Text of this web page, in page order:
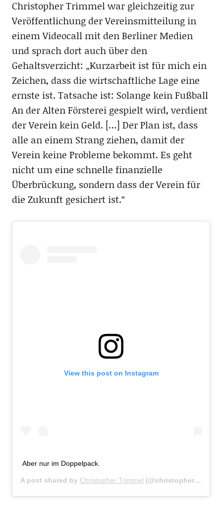
Christopher Trimmel war gleichzeitig zur
Veröffentlichung der Vereinsmitteilung in
einem Videocall mit den Berliner Medien
und sprach dort auch über den
Gehaltsverzicht: „Kurzarbeit ist für mich ein
Zeichen, dass die wirtschaftliche Lage eine
ernste ist. Tatsache ist: Solange kein Fußball
An der Alten Försterei gespielt wird, verdient
der Verein kein Geld. […] Der Plan ist, dass
alle an einem Strang ziehen, damit der
Verein keine Probleme bekommt. Es geht
nicht um eine schnelle finanzielle
Überbrückung, sondern dass der Verein für
die Zukunft gesichert ist.“
View this post on Instagram
Aber nur im Doppelpack.
A post shared by Christopher Trimmel (@christopher_trimmel28) on